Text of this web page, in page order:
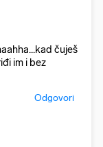
čuješ
im i bez
Odgovori